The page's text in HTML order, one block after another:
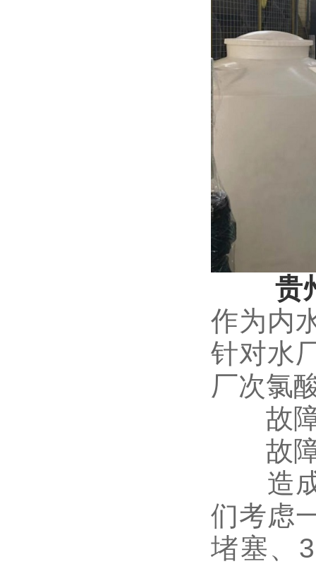
贵
作为内
针对水
厂次氯
故障
故障
造成
们考虑
堵塞、